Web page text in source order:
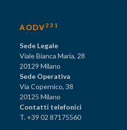
AODV 231
Sede Legale
Viale Bianca Maria, 28
20129 Milano
Sede Operativa
Via Copernico, 38
20125 Milano
Contatti telefonici
T. +39 02 87175560